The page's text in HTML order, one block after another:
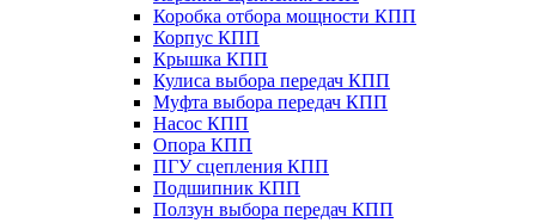
Коробка отбора мощности КПП
Корпус КПП
Крышка КПП
Кулиса выбора передач КПП
Муфта выбора передач КПП
Насос КПП
Опора КПП
ПГУ сцепления КПП
Подшипник КПП
Ползун выбора передач КПП